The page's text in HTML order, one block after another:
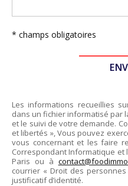
* champs obligatoires
Les informations recueillies
dans un fichier informatisé par
et le suivi de votre demande.
et libertés », Vous pouvez
vous concernant et les faire
Correspondant Informatique et
Paris ou à
courrier « Droit des
justificatif d’identité.